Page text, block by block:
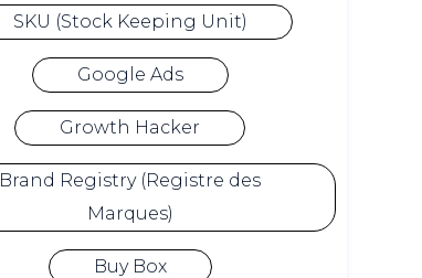
SKU (Stock Keeping Unit)
Google Ads
Growth Hacker
Brand Registry (Registre des
Marques)
Buy Box